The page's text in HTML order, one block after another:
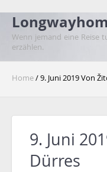
Wenn jemand eine Reise
erzählen.
Home/ 9. Juni 2019 Von
9. Juni
Dürres